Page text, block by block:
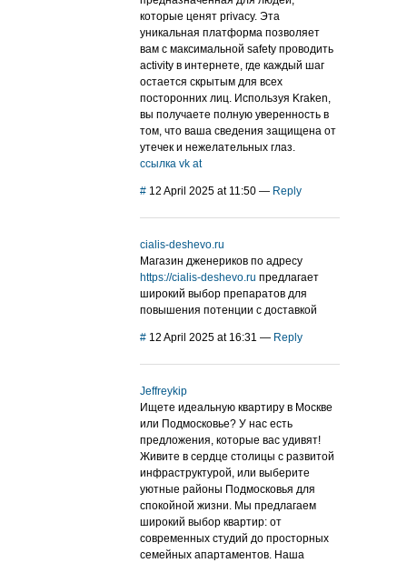
которые ценят privacy. Эта
уникальная платформа позволяет
вам с максимальной safety проводить
activity в интернете, где каждый шаг
остается скрытым для всех
посторонних лиц. Используя Kraken,
вы получаете полную уверенность в
том, что ваша сведения защищена от
утечек и нежелательных глаз.
ссылка vk at
# 12 April 2025 at 11:50 — Reply
cialis-deshevo.ru
Магазин дженериков по адресу
https://cialis-deshevo.ru предлагает
широкий выбор препаратов для
повышения потенции с доставкой
# 12 April 2025 at 16:31 — Reply
Jeffreykip
Ищете идеальную квартиру в Москве
или Подмосковье? У нас есть
предложения, которые вас удивят!
Живите в сердце столицы с развитой
инфраструктурой, или выберите
уютные районы Подмосковья для
спокойной жизни. Мы предлагаем
широкий выбор квартир: от
современных студий до просторных
семейных апартаментов. Наша